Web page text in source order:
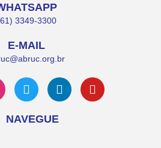
3349-3300
E-MAIL
NAVEGUE